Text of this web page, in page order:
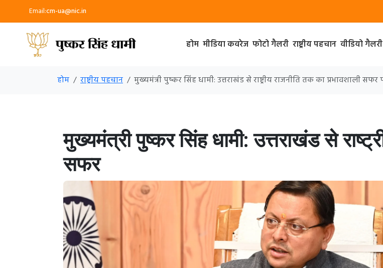
Email:cm-ua@nic.in
होम मीडिया कवरेज फोटो गैलरी राष्ट्रीय पहचान वीडियो गैलरी
होम राष्ट्रीय पहचान मुख्यमंत्री पुष्कर सिंह धामी: उत्तराखंड से राष्ट्रीय राजनीति तक का प्रभावशाली सफर
मुख्यमंत्री पुष्कर सिंह धामी: उत्तराखंड से
सफर